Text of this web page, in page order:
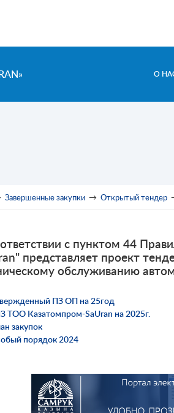
О
Завершенные закупки → Открытый тендер
с пунктом 44
представляет проект
обслуживанию
ПЗ ОП на 25год
ТОО Казатомпром-SaUran на 2025г.
закупок
порядок 2024